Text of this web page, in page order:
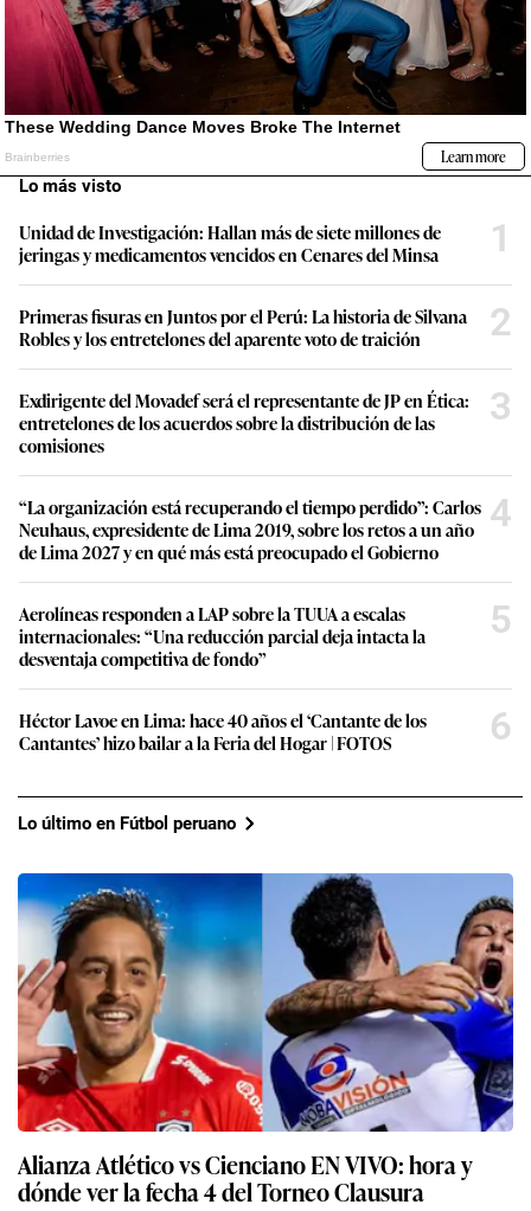
Lo más visto
Unidad de Investigación: Hallan más de siete millones de
jeringas y medicamentos vencidos en Cenares del Minsa
1
Primeras fisuras en Juntos por el Perú: La historia de Silvana
Robles y los entretelones del aparente voto de traición
2
Exdirigente del Movadef será el representante de JP en Ética:
entretelones de los acuerdos sobre la distribución de las
comisiones
3
“La organización está recuperando el tiempo perdido”: Carlos
Neuhaus, expresidente de Lima 2019, sobre los retos a un año
de Lima 2027 y en qué más está preocupado el Gobierno
4
Aerolíneas responden a LAP sobre la TUUA a escalas
internacionales: “Una reducción parcial deja intacta la
desventaja competitiva de fondo”
5
Héctor Lavoe en Lima: hace 40 años el ‘Cantante de los
Cantantes’ hizo bailar a la Feria del Hogar | FOTOS
6
Lo último en Fútbol peruano
Alianza Atlético vs Cienciano EN VIVO: hora y
dónde ver la fecha 4 del Torneo Clausura